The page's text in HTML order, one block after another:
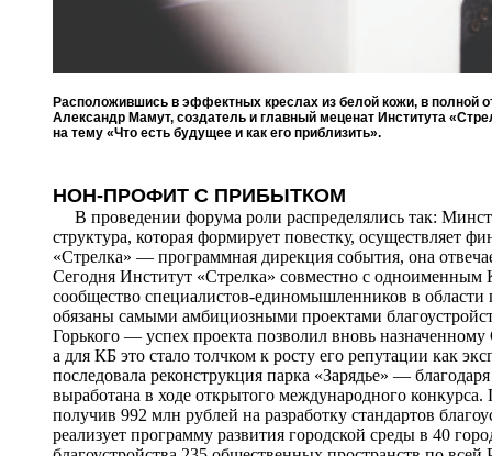
Расположившись в эффектных креслах из белой кожи, в полной
Александр Мамут, создатель и главный меценат Института
на тему «Что есть будущее и как его приблизить».
НОН-ПРОФИТ С ПРИБЫТКОМ
В проведении форума роли распределялись так:
структура, которая формирует повестку, осуществляет
«Стрелка» — программная дирекция события, она
Сегодня Институт «Стрелка» совместно с одноименным
сообщество специалистов‑единомышленников в
обязаны самыми амбициозными проектами
Горького — успех проекта позволил вновь
а для КБ это стало толчком к росту его репутации как
последовала реконструкция парка «Зарядье» —
выработана в ходе открытого международного
получив 992 млн рублей на разработку стандартов
реализует программу развития городской среды в 40